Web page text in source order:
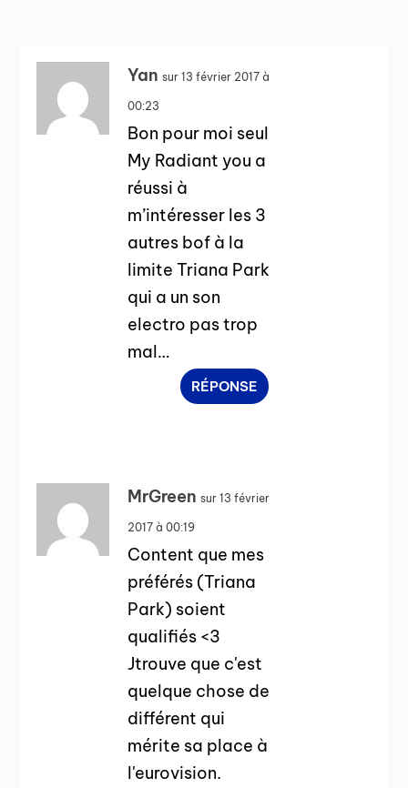
Yan sur 13 février 2017 à
00:23
Bon pour moi seul
My Radiant you a
réussi à
m’intéresser les 3
autres bof à la
limite Triana Park
qui a un son
electro pas trop
mal…
RÉPONSE
MrGreen sur 13 février
2017 à 00:19
Content que mes
préférés (Triana
Park) soient
qualifiés <3
Jtrouve que c'est
quelque chose de
différent qui
mérite sa place à
l'eurovision.